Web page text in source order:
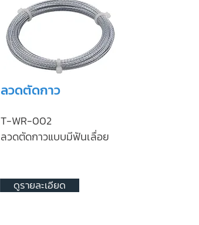
ลวดตัดกาว
T-WR-002
ลวดตัดกาวแบบมีฟันเลื่อย
ดูรายละเอียด